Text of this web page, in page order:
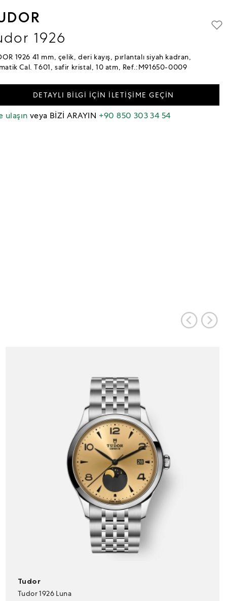
1926
1926 41 mm, çelik, deri kayış, pırlantalı siyah kadran,
Cal. T601, safir kristal, 10 atm, Ref.:M91650-0009
DETAYLI BİLGİ İÇİN İLETİŞİME GEÇİN
ulaşın veya BİZİ ARAYIN +90 850 303 34 54
Tudor
Tudor 1926 Luna